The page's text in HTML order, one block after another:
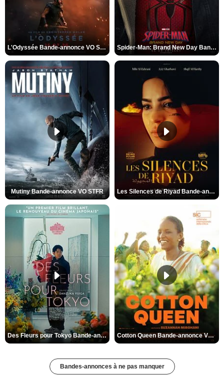
L'Odyssée Bande-annonce VO STFR Spider-Man: Brand New Day Bande-annonce VO STFR
Mutiny Bande-annonce VO STFR Les Silences de Riyad Bande-annonce VO STFR
Des Fleurs pour Tokyo Bande-annonce VO STFR Cotton Queen Bande-annonce VO STFR
Bandes-annonces à ne pas manquer